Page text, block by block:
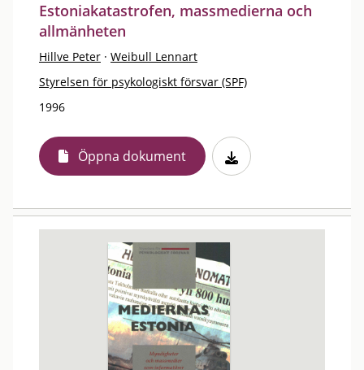
Estoniakatastrofen, massmedierna och
allmänheten
Hillve Peter · Weibull Lennart
Styrelsen för psykologiskt försvar (SPF)
1996
Öppna dokument